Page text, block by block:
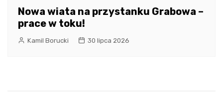
Nowa wiata na przystanku Grabowa –
prace w toku!
Kamil Borucki 30 lipca 2026